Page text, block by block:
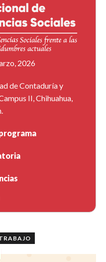
2026
de Contaduría y
II, Chihuahua,